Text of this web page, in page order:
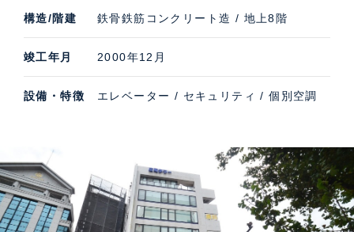
構造/階建 鉄骨鉄筋コンクリート造 / 地上8階
竣工年月 2000年12月
設備・特徴 エレベーター / セキュリティ / 個別空調